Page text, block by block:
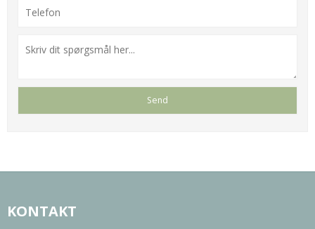
KONTAKT